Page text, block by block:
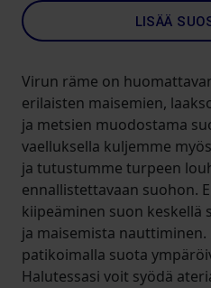
LISÄÄ
Virun räme on
erilaisten maisemien,
ja metsien muodostama
vaelluksella kuljemme
ja tutustumme turpeen
ennallistettavaan suohon.
kiipeäminen suon keskellä
ja maisemista
patikoimalla suota
Halutessasi voit syödä